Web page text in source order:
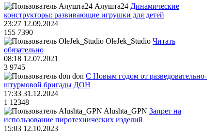
Алушта24 Динамические
конструкторы: развивающие игрушки для детей
23:27 12.09.2024
155 7390
OleJek_Studio Читать
обязательно
08:18 12.07.2021
3 9745
don С Новым годом от разведовательно-
штурмовой бригады ДОН
17:33 31.12.2024
1 12348
Alushta_GPN Запрет на
использование пиротехнических изделий
15:03 12.10.2023